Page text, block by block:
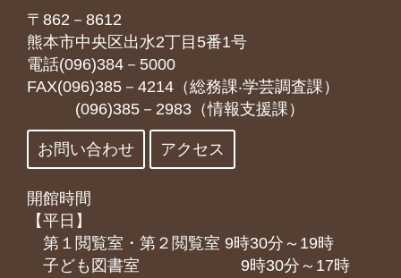
〒862－8612
熊本市中央区出水2丁目5番1号
電話(096)384－5000
FAX(096)385－4214（総務課‧学芸調査課）
(096)385－2983（情報支援課）
お問い合わせ アクセス
開館時間
【平日】
第１閲覧室・第２閲覧室 9時30分～19時
子ども図書室 9時30分～17時